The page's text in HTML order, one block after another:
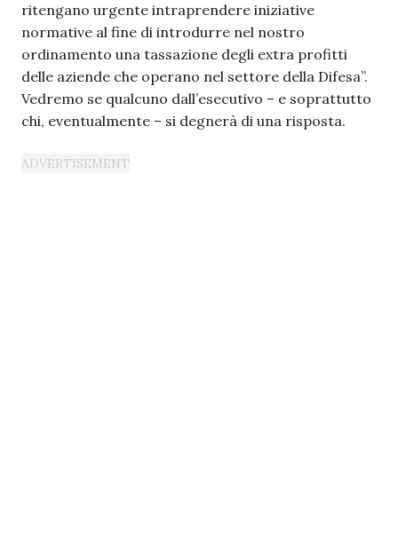
ritengano urgente intraprendere iniziative
normative al fine di introdurre nel nostro
ordinamento una tassazione degli extra profitti
delle aziende che operano nel settore della Difesa”.
Vedremo se qualcuno dall’esecutivo – e soprattutto
chi, eventualmente – si degnerà di una risposta.